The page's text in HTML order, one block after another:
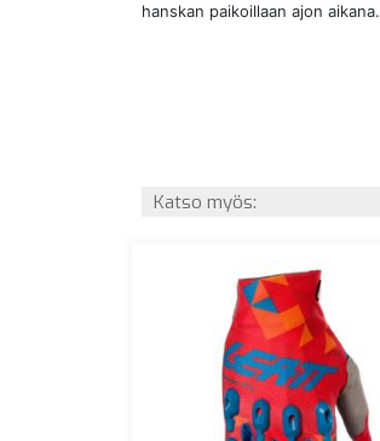
hanskan paikoillaan ajon aikana.
Katso myös: